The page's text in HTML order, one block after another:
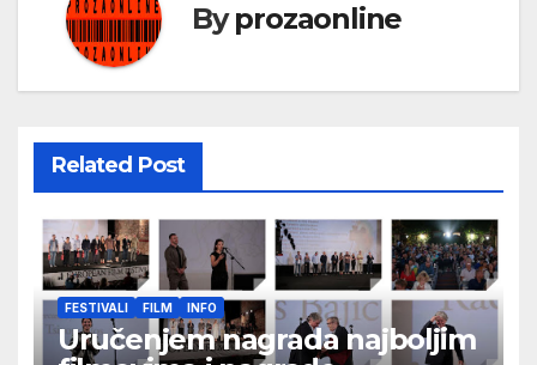
Byprozaonline
Related Post
FESTIVALI FILM INFO
Uručenjem nagrada najboljim